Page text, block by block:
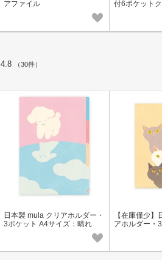
アファイル
付6ポケット
4.8 （30件）
日本製 mula クリアホルダー・
3ポケット A4サイズ：晴れ
【在庫僅少
アホルダー・